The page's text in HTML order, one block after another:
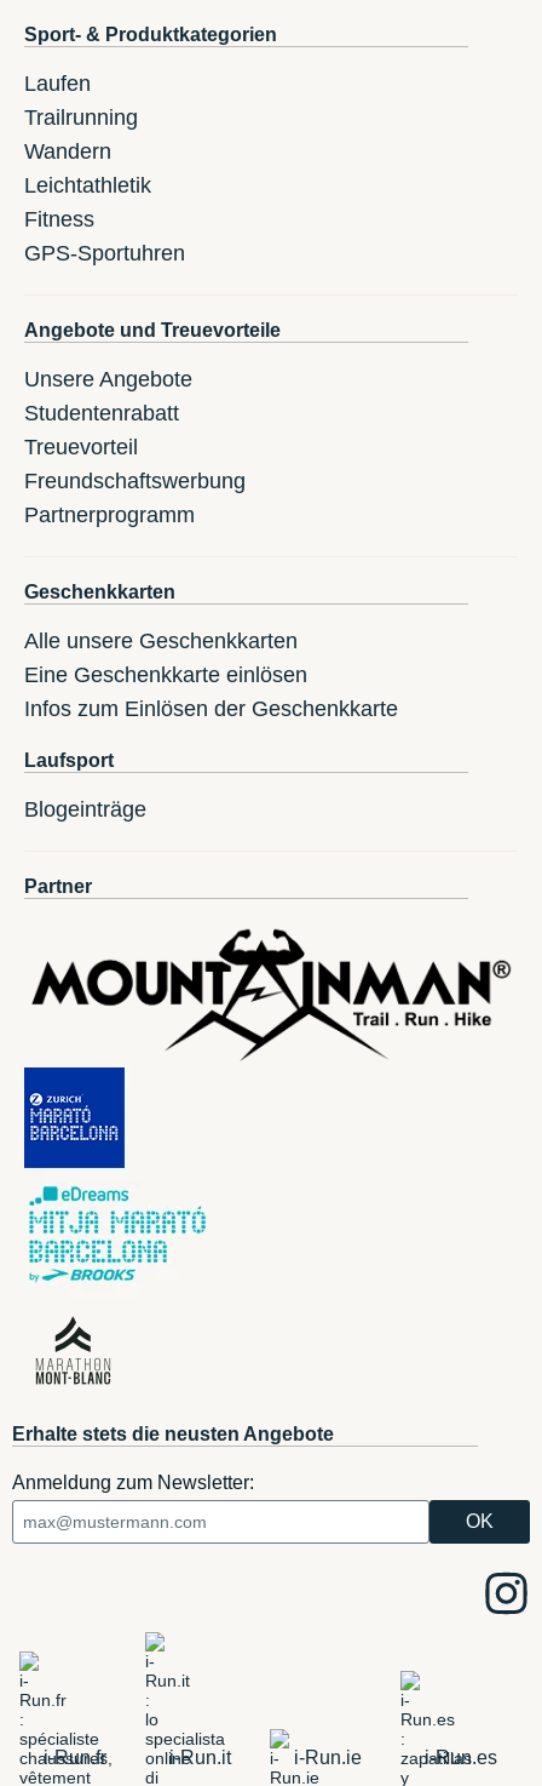
Sport- & Produktkategorien
Laufen
Trailrunning
Wandern
Leichtathletik
Fitness
GPS-Sportuhren
Angebote und Treuevorteile
Unsere Angebote
Studentenrabatt
Treuevorteil
Freundschaftswerbung
Partnerprogramm
Geschenkkarten
Alle unsere Geschenkkarten
Eine Geschenkkarte einlösen
Infos zum Einlösen der Geschenkkarte
Laufsport
Blogeinträge
Partner
Erhalte stets die neusten Angebote
Anmeldung zum Newsletter:
i-Run.fr i-Run.it i-Run.ie i-Run.es